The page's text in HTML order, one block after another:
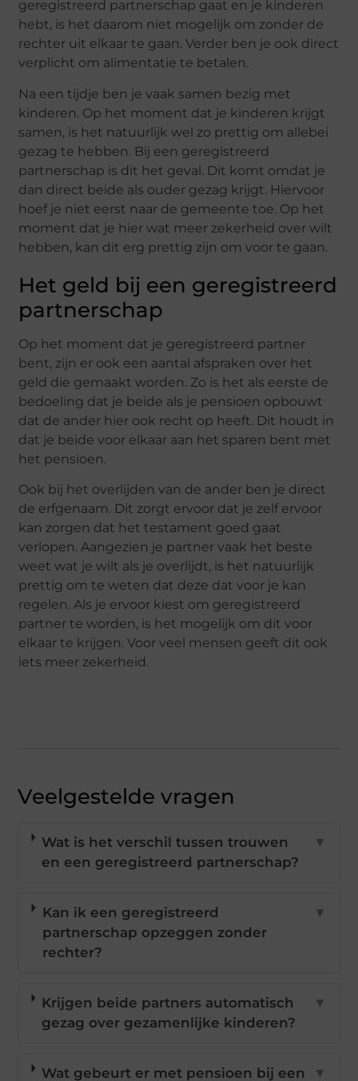
geregistreerd partnerschap gaat en je kinderen
hebt, is het daarom niet mogelijk om zonder de
rechter uit elkaar te gaan. Verder ben je ook direct
verplicht om alimentatie te betalen.
Na een tijdje ben je vaak samen bezig met
kinderen. Op het moment dat je kinderen krijgt
samen, is het natuurlijk wel zo prettig om allebei
gezag te hebben. Bij een geregistreerd
partnerschap is dit het geval. Dit komt omdat je
dan direct beide als ouder gezag krijgt. Hiervoor
hoef je niet eerst naar de gemeente toe. Op het
moment dat je hier wat meer zekerheid over wilt
hebben, kan dit erg prettig zijn om voor te gaan.
Het geld bij een geregistreerd
partnerschap
Op het moment dat je geregistreerd partner
bent, zijn er ook een aantal afspraken over het
geld die gemaakt worden. Zo is het als eerste de
bedoeling dat je beide als je pensioen opbouwt
dat de ander hier ook recht op heeft. Dit houdt in
dat je beide voor elkaar aan het sparen bent met
het pensioen.
Ook bij het overlijden van de ander ben je direct
de erfgenaam. Dit zorgt ervoor dat je zelf ervoor
kan zorgen dat het testament goed gaat
verlopen. Aangezien je partner vaak het beste
weet wat je wilt als je overlijdt, is het natuurlijk
prettig om te weten dat deze dat voor je kan
regelen. Als je ervoor kiest om geregistreerd
partner te worden, is het mogelijk om dit voor
elkaar te krijgen. Voor veel mensen geeft dit ook
iets meer zekerheid.
Veelgestelde vragen
Wat is het verschil tussen trouwen
en een geregistreerd partnerschap?
▼
Kan ik een geregistreerd
partnerschap opzeggen zonder
rechter?
▼
Krijgen beide partners automatisch
gezag over gezamenlijke kinderen?
▼
Wat gebeurt er met pensioen bij een ▼